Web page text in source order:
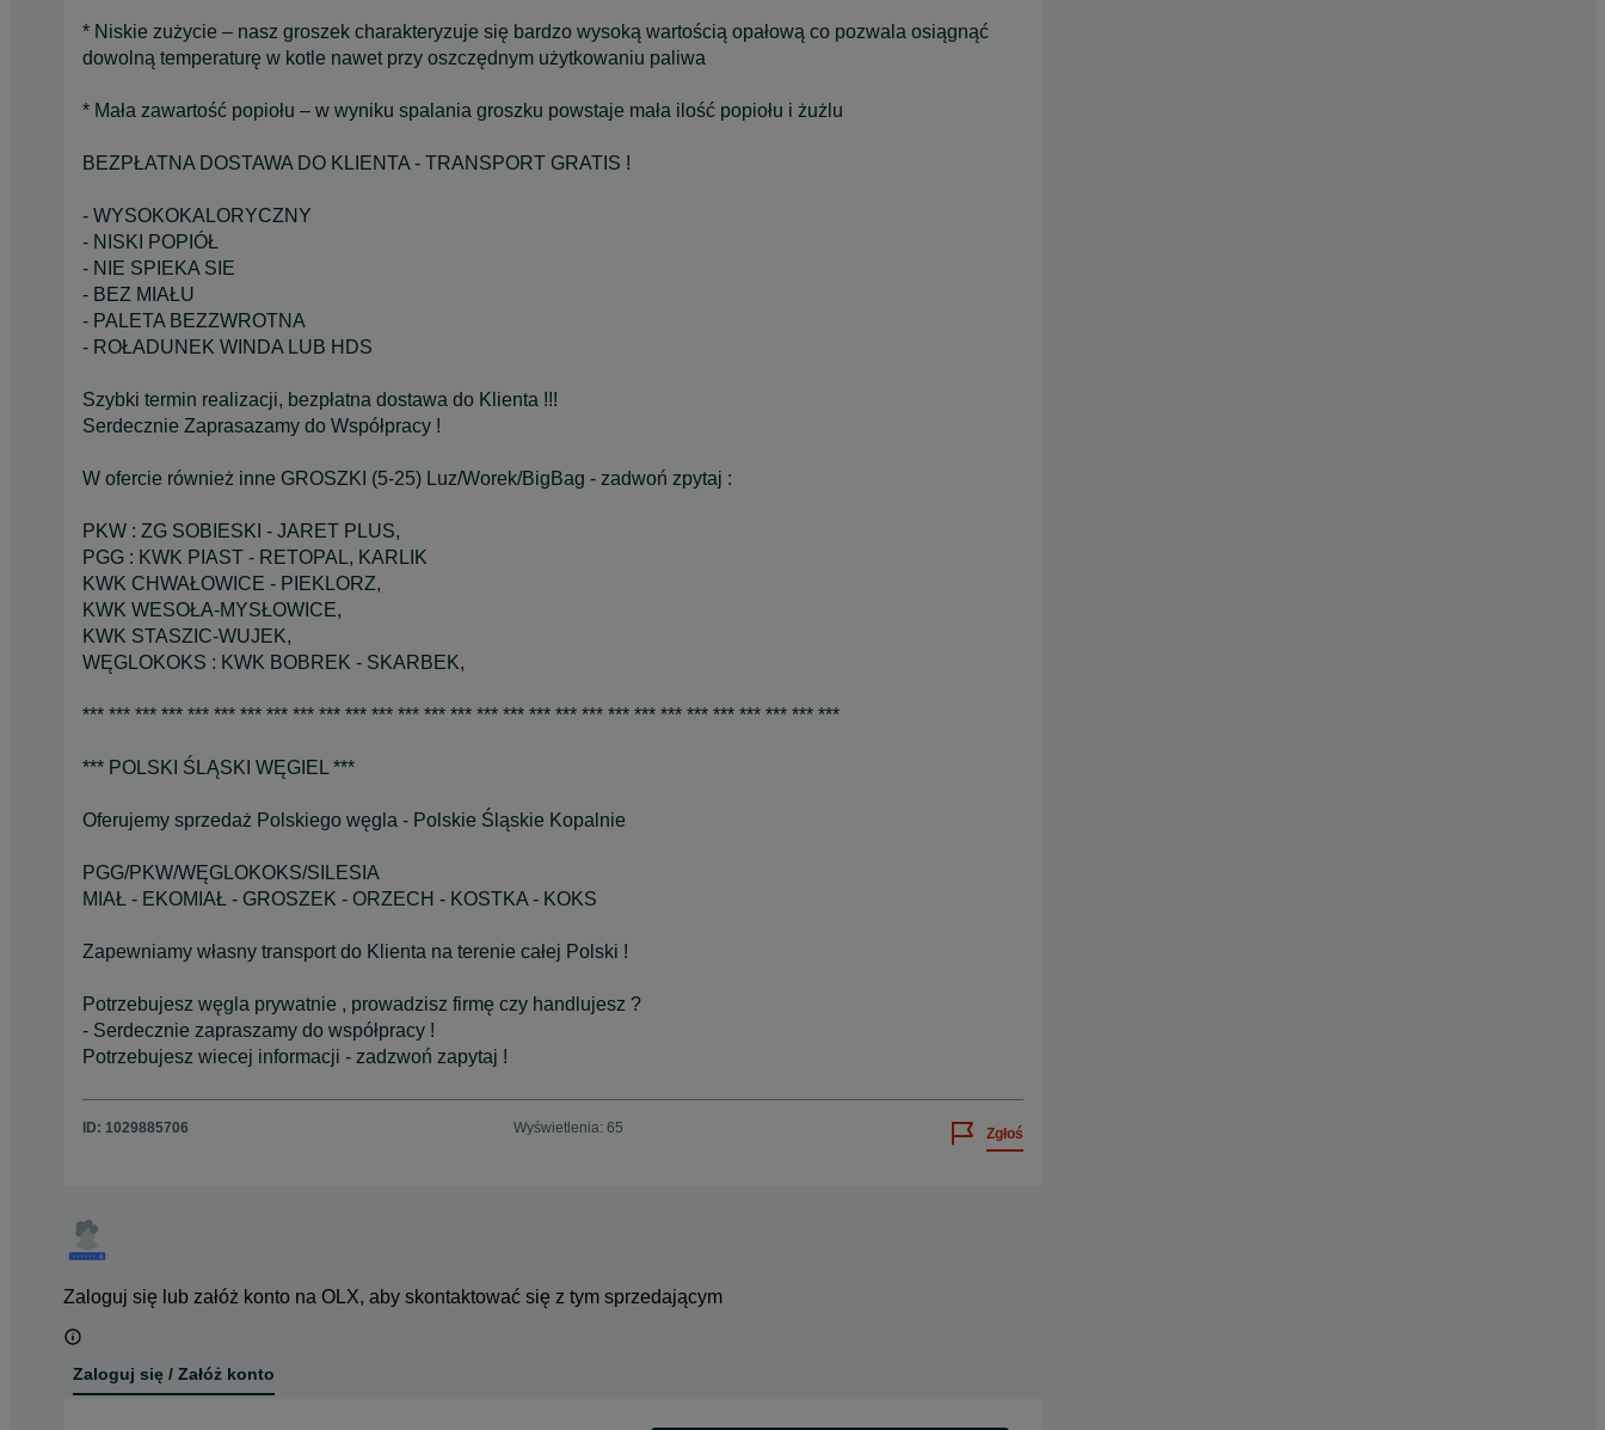
* Niskie zużycie – nasz groszek charakteryzuje się bardzo wysoką wartością opałową co pozwala osiągnąć
dowolną temperaturę w kotle nawet przy oszczędnym użytkowaniu paliwa
* Mała zawartość popiołu – w wyniku spalania groszku powstaje mała ilość popiołu i żużlu
BEZPŁATNA DOSTAWA DO KLIENTA - TRANSPORT GRATIS !
- WYSOKOKALORYCZNY
- NISKI POPIÓŁ
- NIE SPIEKA SIE
- BEZ MIAŁU
- PALETA BEZZWROTNA
- ROŁADUNEK WINDA LUB HDS
Szybki termin realizacji, bezpłatna dostawa do Klienta !!!
Serdecznie Zaprasazamy do Współpracy !
W ofercie również inne GROSZKI (5-25) Luz/Worek/BigBag - zadwoń zpytaj :
PKW : ZG SOBIESKI - JARET PLUS,
PGG : KWK PIAST - RETOPAL, KARLIK
KWK CHWAŁOWICE - PIEKLORZ,
KWK WESOŁA-MYSŁOWICE,
KWK STASZIC-WUJEK,
WĘGLOKOKS : KWK BOBREK - SKARBEK,
*** *** *** *** *** *** *** *** *** *** *** *** *** *** *** *** *** *** *** *** *** *** *** *** *** *** *** *** ***
*** POLSKI ŚLĄSKI WĘGIEL ***
Oferujemy sprzedaż Polskiego węgla - Polskie Śląskie Kopalnie
PGG/PKW/WĘGLOKOKS/SILESIA
MIAŁ - EKOMIAŁ - GROSZEK - ORZECH - KOSTKA - KOKS
Zapewniamy własny transport do Klienta na terenie całej Polski !
Potrzebujesz węgla prywatnie , prowadzisz firmę czy handlujesz ?
- Serdecznie zapraszamy do współpracy !
Potrzebujesz wiecej informacji - zadzwoń zapytaj !
ID: 1029885706 Wyświetlenia: 65 Zgłoś
Zaloguj się lub załóż konto na OLX, aby skontaktować się z tym sprzedającym
Zaloguj się / Załóż konto